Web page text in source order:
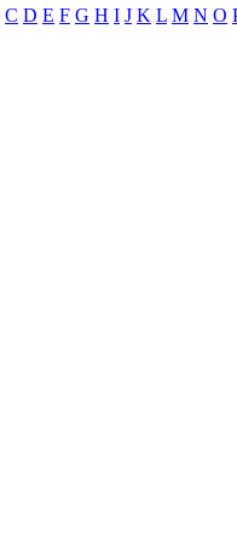
C D E F G H I J K L M N O